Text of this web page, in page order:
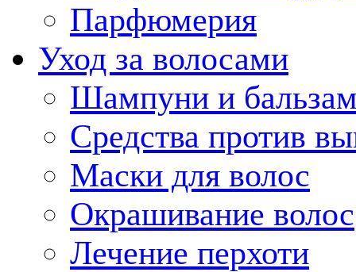
Парфюмерия
Уход за волосами
Шампуни и
Средства против
Маски для волос
Окрашивание волос
Лечение перхоти